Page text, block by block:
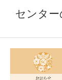
センター